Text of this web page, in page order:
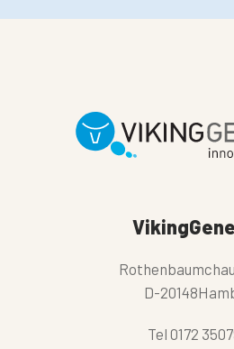
D-
Tel 0172